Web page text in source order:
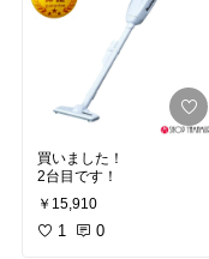
買いました！
2台目です！
￥15,910
1 0